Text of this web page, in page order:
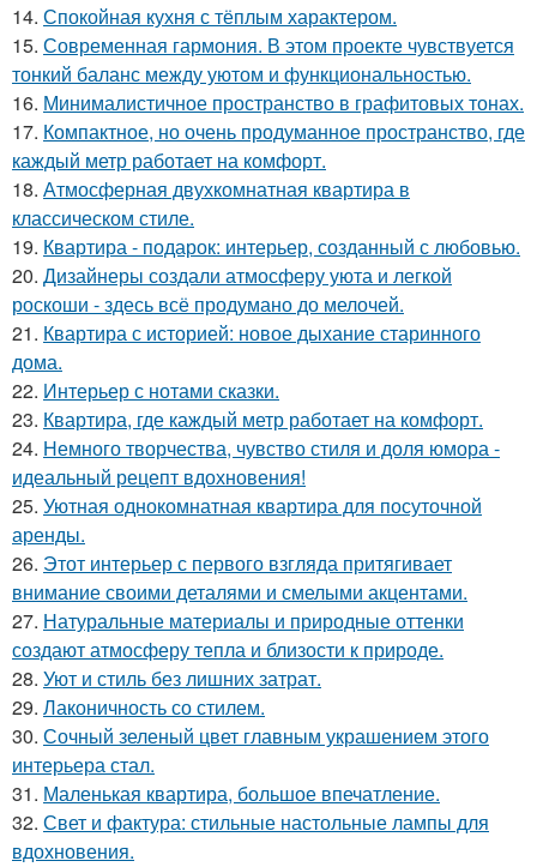
14. Спокойная кухня с тёплым характером.
15. Современная гармония. В этом проекте чувствуется
тонкий баланс между уютом и функциональностью.
16. Минималистичное пространство в графитовых тонах.
17. Компактное, но очень продуманное пространство, где
каждый метр работает на комфорт.
18. Атмосферная двухкомнатная квартира в
классическом стиле.
19. Квартира - подарок: интерьер, созданный с любовью.
20. Дизайнеры создали атмосферу уюта и легкой
роскоши - здесь всё продумано до мелочей.
21. Квартира с историей: новое дыхание старинного
дома.
22. Интерьер с нотами сказки.
23. Квартира, где каждый метр работает на комфорт.
24. Немного творчества, чувство стиля и доля юмора -
идеальный рецепт вдохновения!
25. Уютная однокомнатная квартира для посуточной
аренды.
26. Этот интерьер с первого взгляда притягивает
внимание своими деталями и смелыми акцентами.
27. Натуральные материалы и природные оттенки
создают атмосферу тепла и близости к природе.
28. Уют и стиль без лишних затрат.
29. Лаконичность со стилем.
30. Сочный зеленый цвет главным украшением этого
интерьера стал.
31. Маленькая квартира, большое впечатление.
32. Свет и фактура: стильные настольные лампы для
вдохновения.